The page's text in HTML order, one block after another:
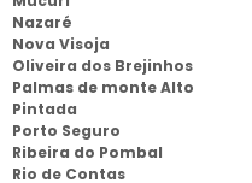
Nazaré
Nova Visoja
Oliveira dos Brejinhos
Palmas de monte Alto
Pintada
Porto Seguro
Ribeira do Pombal
Rio de Contas